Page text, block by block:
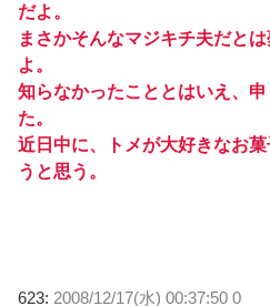
だよ。
まさかそんなマジキチ夫だと
よ。
知らなかったこととはいえ、
た。
近日中に、トメが大好きなお
うと思う。
623: 2008/12/17(水) 00:37:50 0